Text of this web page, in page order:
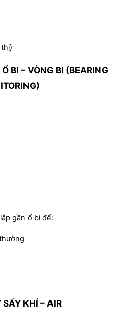
BI – VÒNG BI (BEARING
gần ổ bi để:
KHÍ – AIR